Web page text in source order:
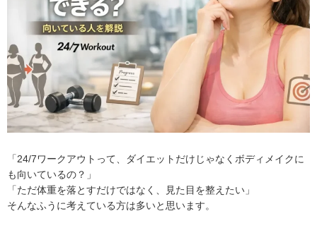
「24/7ワークアウトって、ダイエットだけじゃなくボディメイクに
も向いているの？」
「ただ体重を落とすだけではなく、見た目を整えたい」
そんなふうに考えている方は多いと思います。